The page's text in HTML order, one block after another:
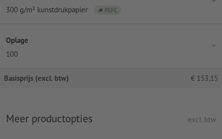
300 g/m² kunstdrukpapier
PEFC
Oplage
100
Basisprijs (excl. btw) € 153,15
Meer productopties excl. btw